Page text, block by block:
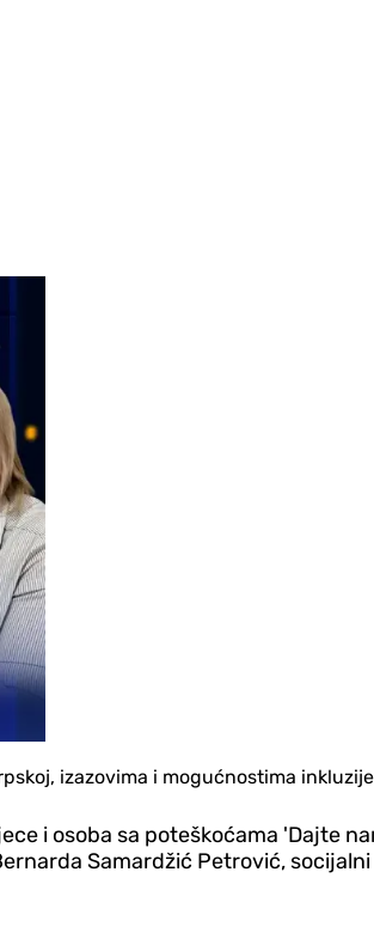
izazovima i mogućnostima
i osoba sa poteškoćama 'Dajte
Samardžić Petrović,